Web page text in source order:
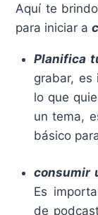
Aquí te
para iniciar a
Planifica
grabar, es
lo que
un tema,
básico
consumir
Es
de